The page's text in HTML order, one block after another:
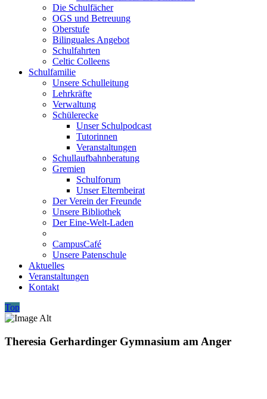
Die Schulfächer
OGS und Betreuung
Oberstufe
Bilinguales Angebot
Schulfahrten
Celtic Colleens
Schulfamilie
Unsere Schulleitung
Lehrkräfte
Verwaltung
Schülerecke
Unser Schulpodcast
Tutorinnen
Veranstaltungen
Schullaufbahnberatung
Gremien
Schulforum
Unser Elternbeirat
Der Verein der Freunde
Unsere Bibliothek
Der Eine-Welt-Laden
CampusCafé
Unsere Patenschule
Aktuelles
Veranstaltungen
Kontakt
Top
Theresia Gerhardinger Gymnasium am Anger